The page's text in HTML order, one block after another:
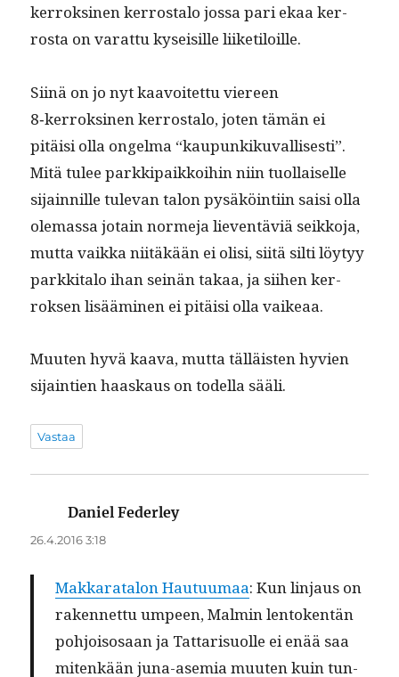
ker­roksi­nen ker­rosta­lo jos­sa pari ekaa ker­
rosta on varat­tu kyseisille liiketiloille.
Siinä on jo nyt kaavoitet­tu viereen
8‑kerroksinen ker­rosta­lo, joten tämän ei
pitäisi olla ongel­ma “kaupunkiku­val­lis­es­ti”.
Mitä tulee parkkipaikkoi­hin niin tuol­laiselle
sijain­nille tule­van talon pysäköin­ti­in saisi olla
ole­mas­sa jotain norme­ja lieven­täviä seikko­ja,
mut­ta vaik­ka niitäkään ei olisi, siitä silti löy­tyy
parkki­ta­lo ihan seinän takaa, ja siihen ker­
roksen lisäämi­nen ei pitäisi olla vaikeaa.
Muuten hyvä kaa­va, mut­ta täl­läis­ten hyvien
sijain­tien haaskaus on todel­la sääli.
Vastaa
Daniel Federleysanoo:
26.4.2016 3:18
Makkarat­alon Hau­tu­umaa: Kun lin­jaus on
raken­net­tu umpeen, Malmin lento­ken­tän
pohjoisosaan ja Tat­tarisuolle ei enää saa
mitenkään juna-asemia muuten kuin tun­